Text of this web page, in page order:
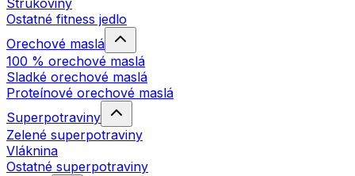
Strukoviny
Ostatné fitness jedlo
Orechové maslá
100 % orechové maslá
Sladké orechové maslá
Proteínové orechové maslá
Superpotraviny
Zelené superpotraviny
Vláknina
Ostatné superpotraviny